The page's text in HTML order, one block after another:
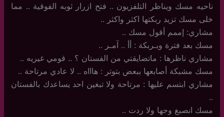
ناحيه مسك ويناظر التلفزيون .. فتح ازرار ثوبه الفوقية .. مما
خلى مسك تزيد ربكتها اكثر واكثر ..
مشاري: إممم أقول مسك ..
مسك بعد فترة وبـربكة : أأ .. آمـر ..
مشاري ناظرها : ماتضايقتي من الفستان ؟ .. قومي غيريه ..
مسك مشبكة أصابعها ببعض بتوتر : هاااه .. لا عادي مرتاحة ..
مشاري ابتسم عليها : مرتاحة ولا تبغين احد يساعدك بالفستان
..
مسك انصبغ وجها ولا ردت ..